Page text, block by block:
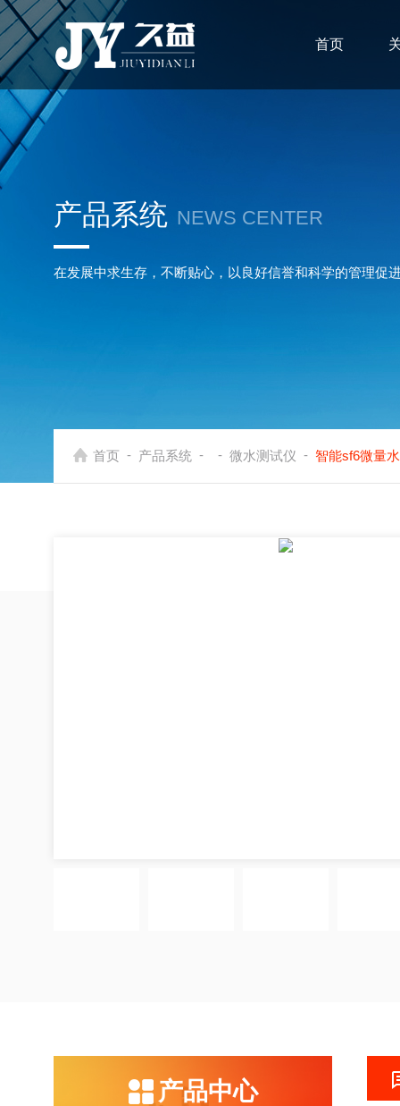
首页
产品系统 NEWS CENTER
在发展中求生存，不断贴心，以良好信誉和科学的管理促
首页 - 产品系统 - - 微水测试仪 - 智能sf6微量
产品中心